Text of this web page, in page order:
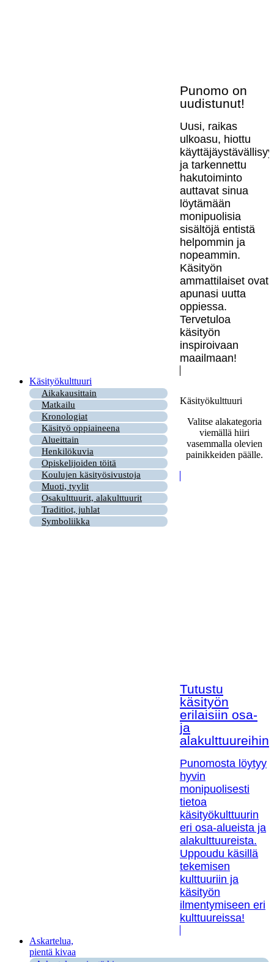
Punomo on
uudistunut!
Uusi, raikas
ulkoasu, hiottu
ja tarkennettu
hakutoiminto
auttavat sinua
löytämään
monipuolisia
sisältöjä entistä
helpommin ja
nopeammin.
Käsityön
ammattilaiset ovat
apunasi uutta
oppiessa.
Tervetuloa
käsityön
inspiroivaan
maailmaan!
Käsityökulttuuri
Aikakausittain
Matkailu
Kronologiat
Käsityö oppiaineena
Alueittain
Henkilökuvia
Opiskelijoiden töitä
Koulujen käsityösivustoja
Muoti, tyylit
Osakulttuurit, alakulttuurit
Traditiot, juhlat
Symboliikka
Käsityökulttuuri
Valitse alakategoria
viemällä hiiri
vasemmalla olevien
painikkeiden päälle.
Tutustu
käsityön
erilaisiin osa-
ja
alakulttuureihin!
Punomosta löytyy
hyvin
monipuolisesti
tietoa
käsityökulttuurin
eri osa-alueista ja
alakulttuureista.
Uppoudu käsillä
tekemisen
kulttuuriin ja
käsityön
ilmentymiseen eri
kulttuureissa!
Askartelua,
pientä kivaa